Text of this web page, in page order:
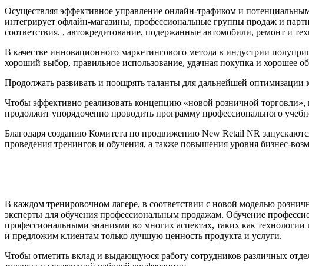
Осуществляя эффективное управление онлайн-трафиком и
интегрирует офлайн-магазины, профессиональные группы продаж и
соответствия. , автокредитование, подержанные автомобили, ремонт и
В качестве инновационного маркетингового метода в индустрии
хороший выбор, правильное использование, удачная покупка и хорошее
Продолжать развивать и поощрять таланты для дальнейшей оптимизации
Чтобы эффективно реализовать концепцию «новой розничной
продолжит упорядоченно проводить программу профессионального
Благодаря созданию Комитета по продвижению New Retail NR
проведения тренингов и обучения, а также повышения уровня бизнес-
В каждом тренировочном лагере, в соответствии с новой моделью
эксперты для обучения профессиональным продажам. Обучение
профессиональными знаниями во многих аспектах, таких как
и предложим клиентам только лучшую ценность продукта и услуги.
Чтобы отметить вклад и выдающуюся работу сотрудников различных